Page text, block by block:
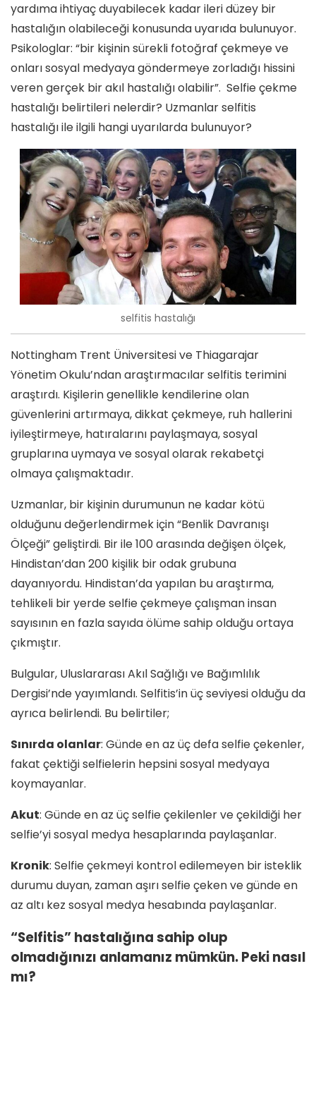
yardıma ihtiyaç duyabilecek kadar ileri düzey bir
hastalığın olabileceği konusunda uyarıda bulunuyor.
Psikologlar: “bir kişinin sürekli fotoğraf çekmeye ve
onları sosyal medyaya göndermeye zorladığı hissini
veren gerçek bir akıl hastalığı olabilir”. Selfie çekme
hastalığı belirtileri nelerdir? Uzmanlar selfitis
hastalığı ile ilgili hangi uyarılarda bulunuyor?
selfitis hastalığı
Nottingham Trent Üniversitesi ve Thiagarajar
Yönetim Okulu’ndan araştırmacılar selfitis terimini
araştırdı. Kişilerin genellikle kendilerine olan
güvenlerini artırmaya, dikkat çekmeye, ruh hallerini
iyileştirmeye, hatıralarını paylaşmaya, sosyal
gruplarına uymaya ve sosyal olarak rekabetçi
olmaya çalışmaktadır.
Uzmanlar, bir kişinin durumunun ne kadar kötü
olduğunu değerlendirmek için “Benlik Davranışı
Ölçeği” geliştirdi. Bir ile 100 arasında değişen ölçek,
Hindistan’dan 200 kişilik bir odak grubuna
dayanıyordu. Hindistan’da yapılan bu araştırma,
tehlikeli bir yerde selfie çekmeye çalışman insan
sayısının en fazla sayıda ölüme sahip olduğu ortaya
çıkmıştır.
Bulgular, Uluslararası Akıl Sağlığı ve Bağımlılık
Dergisi’nde yayımlandı. Selfitis’in üç seviyesi olduğu da
ayrıca belirlendi. Bu belirtiler;
Sınırda olanlar: Günde en az üç defa selfie çekenler,
fakat çektiği selfielerin hepsini sosyal medyaya
koymayanlar.
Akut: Günde en az üç selfie çekilenler ve çekildiği her
selfie’yi sosyal medya hesaplarında paylaşanlar.
Kronik: Selfie çekmeyi kontrol edilemeyen bir isteklik
durumu duyan, zaman aşırı selfie çeken ve günde en
az altı kez sosyal medya hesabında paylaşanlar.
“Selfitis” hastalığına sahip olup
olmadığınızı anlamanız mümkün. Peki nasıl
mı?